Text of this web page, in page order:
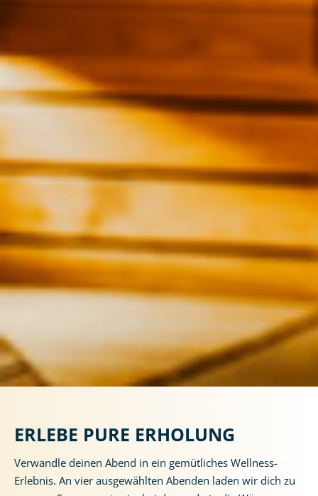
ERLEBE PURE ERHOLUNG
Verwandle deinen Abend in ein gemütliches Wellness-
Erlebnis. An vier ausgewählten Abenden laden wir dich zu